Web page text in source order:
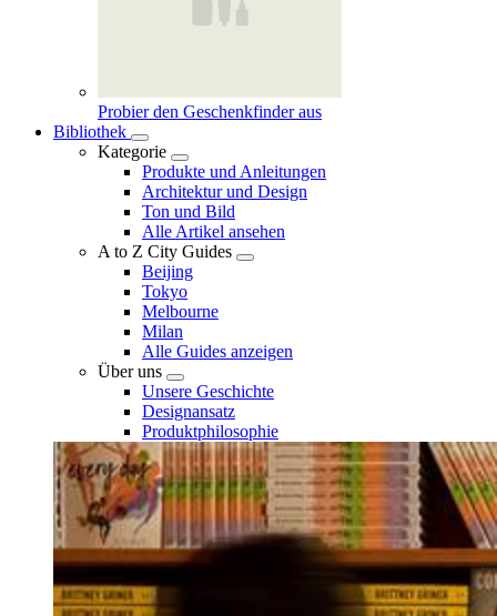
Probier den Geschenkfinder aus
Bibliothek
Kategorie
Produkte und Anleitungen
Architektur und Design
Ton und Bild
Alle Artikel ansehen
A to Z City Guides
Beijing
Tokyo
Melbourne
Milan
Alle Guides anzeigen
Über uns
Unsere Geschichte
Designansatz
Produktphilosophie